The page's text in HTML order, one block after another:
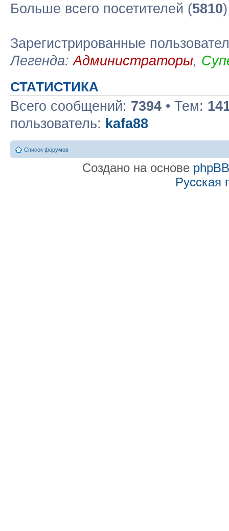
Больше всего посетителей (5810
Зарегистрированные
Легенда:Администраторы,
СТАТИСТИКА
Всего сообщений: 7394 • Тем:
пользователь: kafa88
Список форумов
Создано на основе phpBB
Русская